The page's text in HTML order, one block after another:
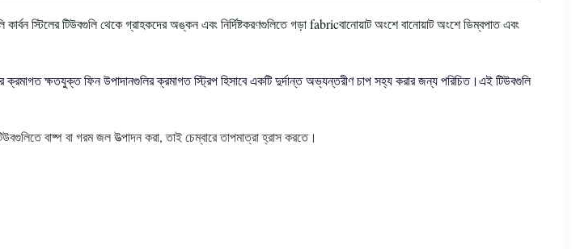
স্টিলের টিউবগুলি থেকে গ্রাহকদের অঙ্কন এবং নির্দিষ্টকরণগুলিতে গড়া fabricবানোয়াট অংশে বানোয়াট অংশে ডিম্বপাত এবং
ক্ষতযুক্ত ফিন উপাদানগুলির ক্রমাগত স্ট্রিপ হিসাবে একটি দুর্দান্ত অভ্যন্তরীণ চাপ সহ্য করার জন্য পরিচিত।এই টিউবগুলি
বাষ্প বা গরম জল উত্পাদন করা, তাই চেম্বারে তাপমাত্রা হ্রাস করতে।